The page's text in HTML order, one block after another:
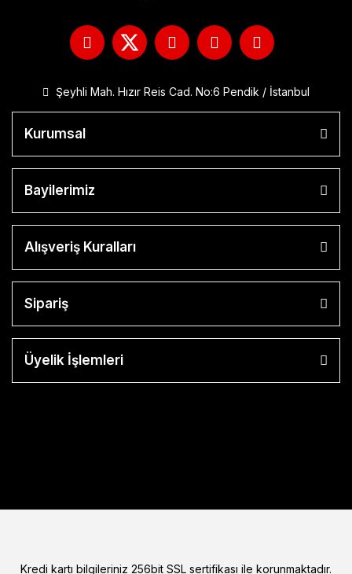
Şeyhli Mah. Hızır Reis Cad. No:6 Pendik / İstanbul
Kurumsal
Bayilerimiz
Alışveriş Kuralları
Sipariş
Üyelik İşlemleri
Kredi kartı bilgileriniz 256bit SSL sertifikası ile korunmaktadır.